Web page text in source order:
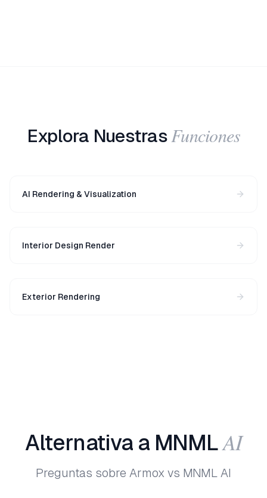
Explora NuestrasFunciones
AI Rendering & Visualization
Interior Design Render
Exterior Rendering
Alternativa a MNMLAI
Preguntas sobre Armox vs MNML AI